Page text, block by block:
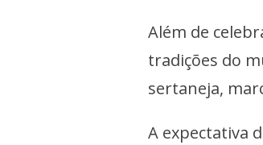
Além de
tradições do
sertaneja,
A expectativa